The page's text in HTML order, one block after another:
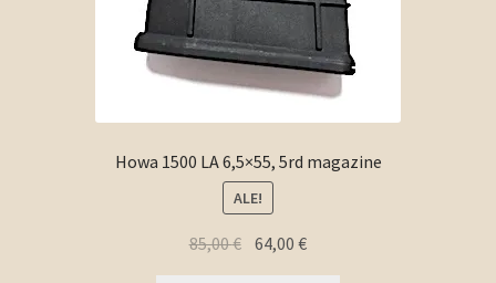
Howa 1500 LA 6,5×55, 5rd magazine
ALE!
85,00€ Alkuperäinen
64,00€Nykyinen